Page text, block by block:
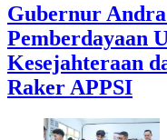
Gubernur
Pemberdayaan
Kesejahteraan
Raker APPSI